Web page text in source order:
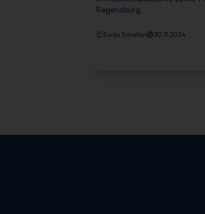
Regensburg.
Sonja Smalian 30.11.2024